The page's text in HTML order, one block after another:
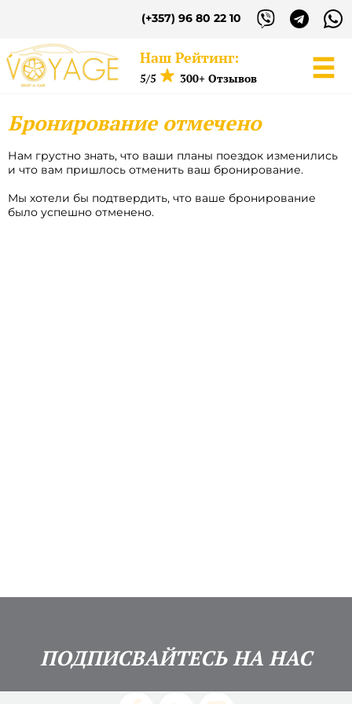
(+357) 96 80 22 10
Наш Рейтинг:
5/5 300+ Отзывов
Войдите в свой
аккаунт
Имя пользователя
Бронирование отмечено
Нам грустно знать, что ваши планы поездок изменились
и что вам пришлось отменить ваш бронирование.
Мы хотели бы подтвердить, что ваше бронирование
было успешно отменено.
ПОДПИСВАЙТЕСЬ НА НАС